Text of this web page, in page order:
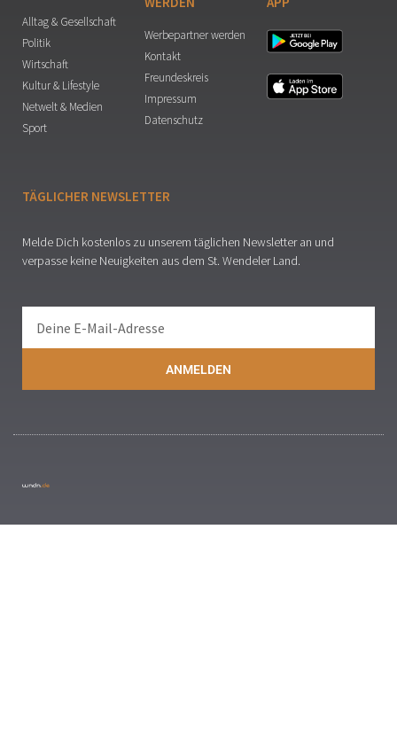
Alltag & Gesellschaft
Politik
Wirtschaft
Kultur & Lifestyle
Netwelt & Medien
Sport
Werbepartner werden
Kontakt
Freundeskreis
Impressum
Datenschutz
TÄGLICHER NEWSLETTER
Melde Dich kostenlos zu unserem täglichen Newsletter an und
verpasse keine Neuigkeiten aus dem St. Wendeler Land.
ANMELDEN